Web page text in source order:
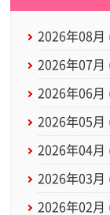
2026年08月
2026年07月
2026年06月
2026年05月
2026年04月
2026年03月
2026年02月